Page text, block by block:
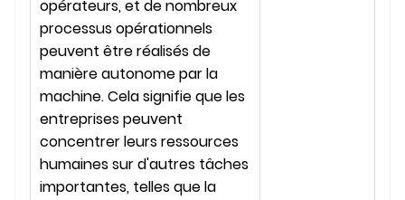
opérateurs, et de nombreux
processus opérationnels
peuvent être réalisés de
manière autonome par la
machine. Cela signifie que les
entreprises peuvent
concentrer leurs ressources
humaines sur d'autres tâches
importantes, telles que la